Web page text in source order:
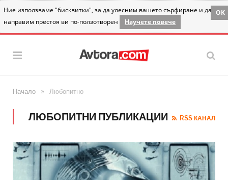
Ние използваме "бисквитки", за да улесним вашето сърфиране и да
направим престоя ви по-ползотворен
Научете повече
OK
Начало » Любопитно
ЛЮБОПИТНИ ПУБЛИКАЦИИ RSS КАНАЛ